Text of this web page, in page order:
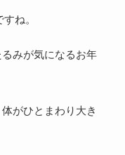
ね。
みが気になるお年
がひとまわり大き